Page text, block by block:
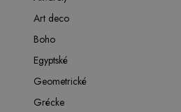
Art deco
Boho
Egyptské
Geometrické
Grécke